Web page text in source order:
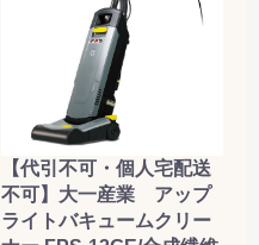
【代引不可・個人宅配送
不可】大一産業 アップ
ライトバキュームクリー